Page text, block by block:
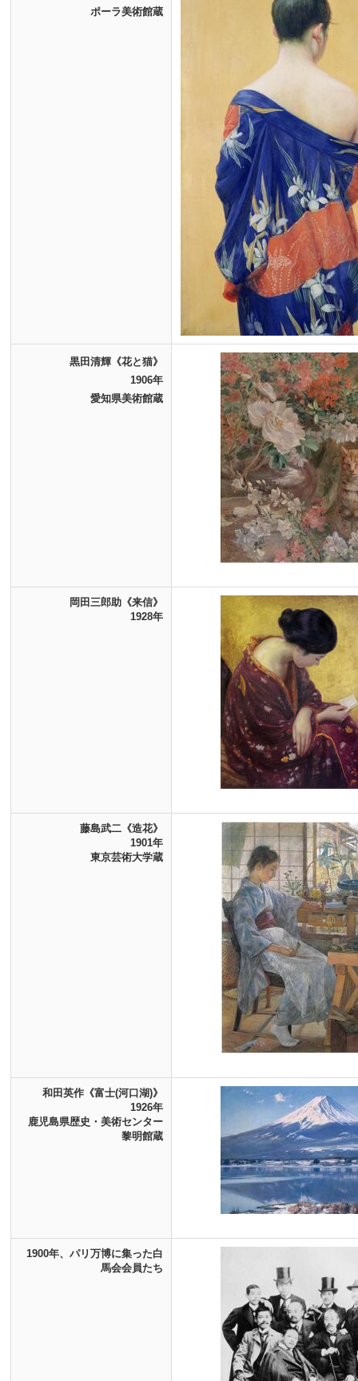
ポーラ美術館蔵
黒田清輝《花と猫》
1906年
愛知県美術館蔵
岡田三郎助《来信》
1928年
藤島武二《造花》
1901年
東京芸術大学蔵
和田英作《富士(河口湖)》
1926年
鹿児島県歴史・美術センター
黎明館蔵
1900年、パリ万博に集った白
馬会会員たち